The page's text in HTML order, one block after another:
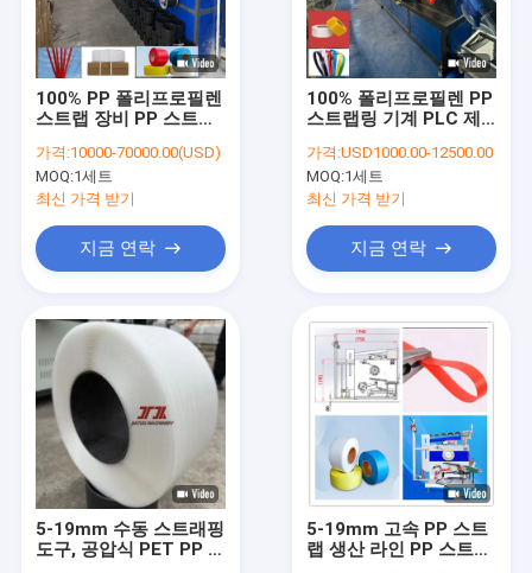
VR 쇼
우리 에 관한 것
공장 투어
100% PP 폴리프로필렌
스트랩 장비 PP 스트랩
인 고속 PP 스트랩 PLC
제어 시스템
가격:10000-70000.00(USD)
MOQ:1세트
최신 가격 받기
지금 연락
100% 폴리프로필렌 PP
스트랩링 기계 PLC 제
랩링 생산 라인
가격:USD1000.00-12500.00
MOQ:1세트
최신 가격 받기
지금 연락
5-19mm 수동 스트래핑
도구, 공압식 PET PP 스
5-19mm 고속 PP 스트
랩 생산 라인 PP 스트랩